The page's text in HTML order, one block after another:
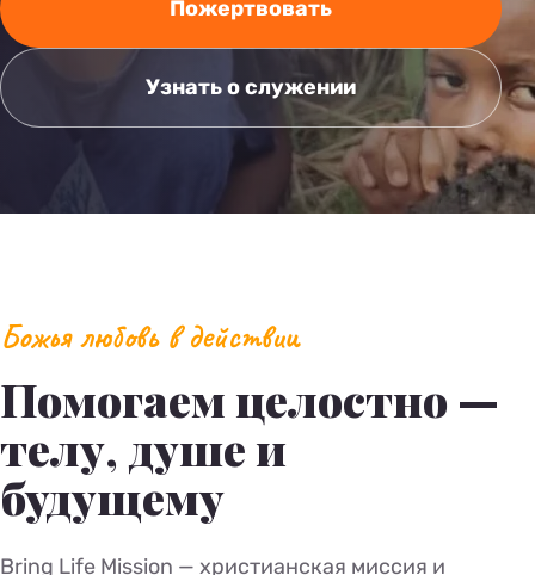
Пожертвовать
Узнать о служении
Божья любовь в действии
Помогаем целостно —
телу, душе и
будущему
Bring Life Mission — христианская миссия и